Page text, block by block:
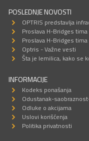
POSLEDNJE NOVOSTI
OPTRIS predstavlja
Proslava H-Bridges tima
Proslava H-Bridges tima
Optris - Važne vesti
Šta je lemilica, kako se
INFORMACIJE
Kodeks ponašanja
Odustanak-
Odluke o akcijama
Uslovi korišćenja
Politika privatnosti